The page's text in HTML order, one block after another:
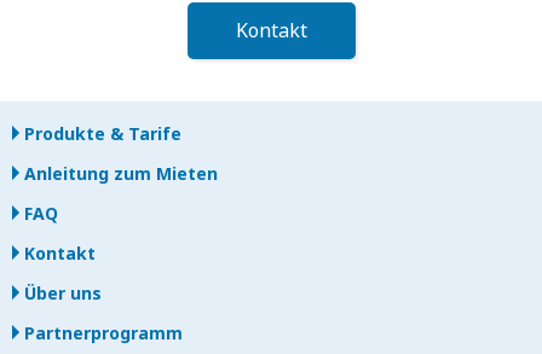
Kontakt
Produkte & Tarife
Anleitung zum Mieten
FAQ
Kontakt
Über uns
Partnerprogramm